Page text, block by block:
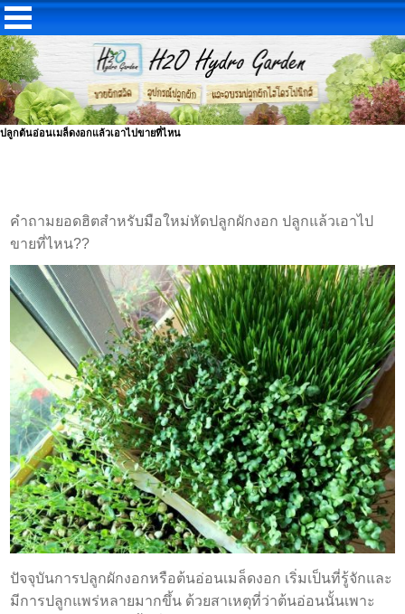
ปลูกต้นอ่อนเมล็ดงอกแล้วเอาไปขายที่ไหน
คำถามยอดฮิตสำหรับมือใหม่หัดปลูกผักงอก ปลูกแล้วเอาไป
ขายที่ไหน??
ปัจจุบันการปลูกผักงอกหรือต้นอ่อนเมล็ดงอก เริ่มเป็นที่รู้จักและ
มีการปลูกแพร่หลายมากขึ้น ด้วยสาเหตุที่ว่าต้นอ่อนนั้นเพาะ